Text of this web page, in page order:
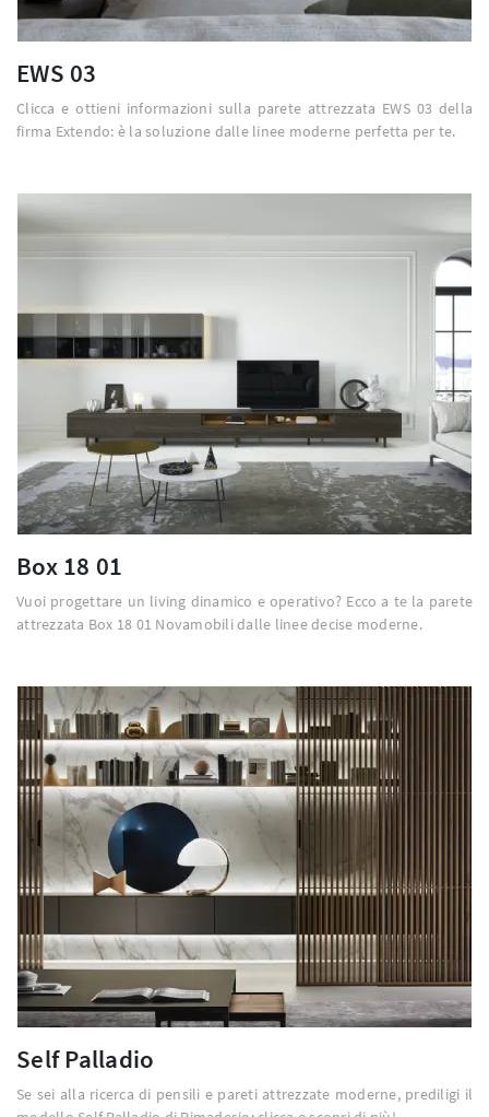
EWS 03
Clicca e ottieni informazioni sulla parete attrezzata EWS 03 della
firma Extendo: è la soluzione dalle linee moderne perfetta per te.
Box 18 01
Vuoi progettare un living dinamico e operativo? Ecco a te la parete
attrezzata Box 18 01 Novamobili dalle linee decise moderne.
Self Palladio
Se sei alla ricerca di pensili e pareti attrezzate moderne, prediligi il